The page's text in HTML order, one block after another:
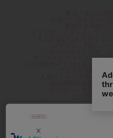
オリジナルアイテムなど
アビステの幅広い
人気ランキングやテレ
雑誌掲載商品情報を
プレゼント包装無料
などのサービ
心躍るインポートアクセサ
夢やときめきを与えら
◆ギフトラッピング無料/